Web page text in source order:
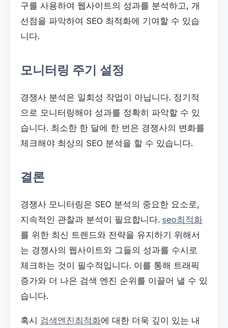
구를 사용하여 웹사이트의 성과를 분석하고, 개
선점을 파악하여 SEO 최적화에 기여할 수 있습
니다.
모니터링 주기 설정
경쟁사 분석은 일회성 작업이 아닙니다. 정기적
으로 모니터링해야 성과를 정확히 파악할 수 있
습니다. 최소한 한 달에 한 번은 경쟁사의 변화를
체크해야 최상의 SEO 분석을 할 수 있습니다.
결론
경쟁사 모니터링은 SEO 분석의 중요한 요소로,
지속적인 관찰과 분석이 필요합니다. seo최적화
를 위한 최신 트렌드와 전략을 유지하기 위해서
는 경쟁사의 웹사이트와 그들의 성과를 수시로
체크하는 것이 필수적입니다. 이를 통해 트래픽
증가와 더 나은 검색 엔진 순위를 이끌어 낼 수 있
습니다.
혹시 검색엔진최적화에 대한 더욱 깊이 있는 내